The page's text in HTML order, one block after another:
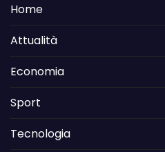
Home
Attualità
Economia
Sport
Tecnologia